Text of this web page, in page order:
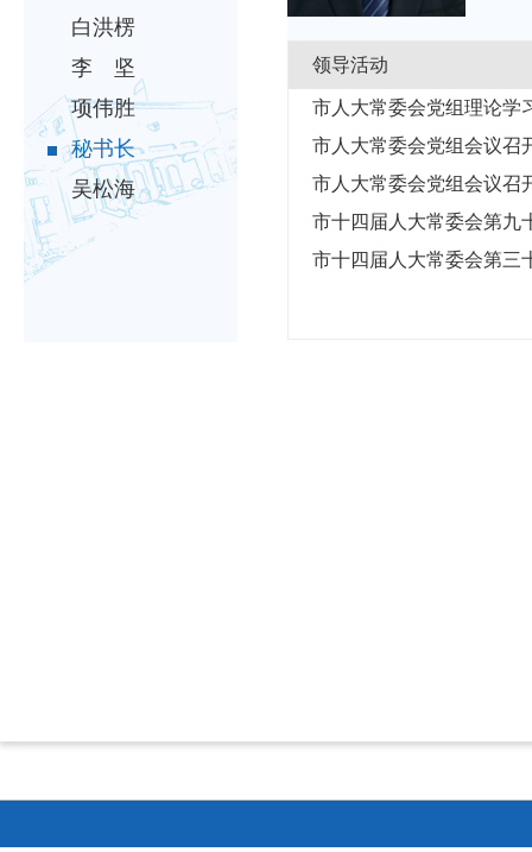
白洪楞
李 坚
项伟胜
秘书长
吴松海
领导活动
市人大常委会党组理论学
市人大常委会党组会议召
市人大常委会党组会议召
市十四届人大常委会第九
市十四届人大常委会第三